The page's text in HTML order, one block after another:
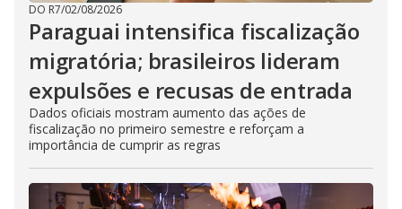
DO R7/02/08/2026
Paraguai intensifica fiscalização
migratória; brasileiros lideram
expulsões e recusas de entrada
Dados oficiais mostram aumento das ações de
fiscalização no primeiro semestre e reforçam a
importância de cumprir as regras